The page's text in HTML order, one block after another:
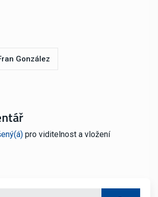
González
pro viditelnost a vložení